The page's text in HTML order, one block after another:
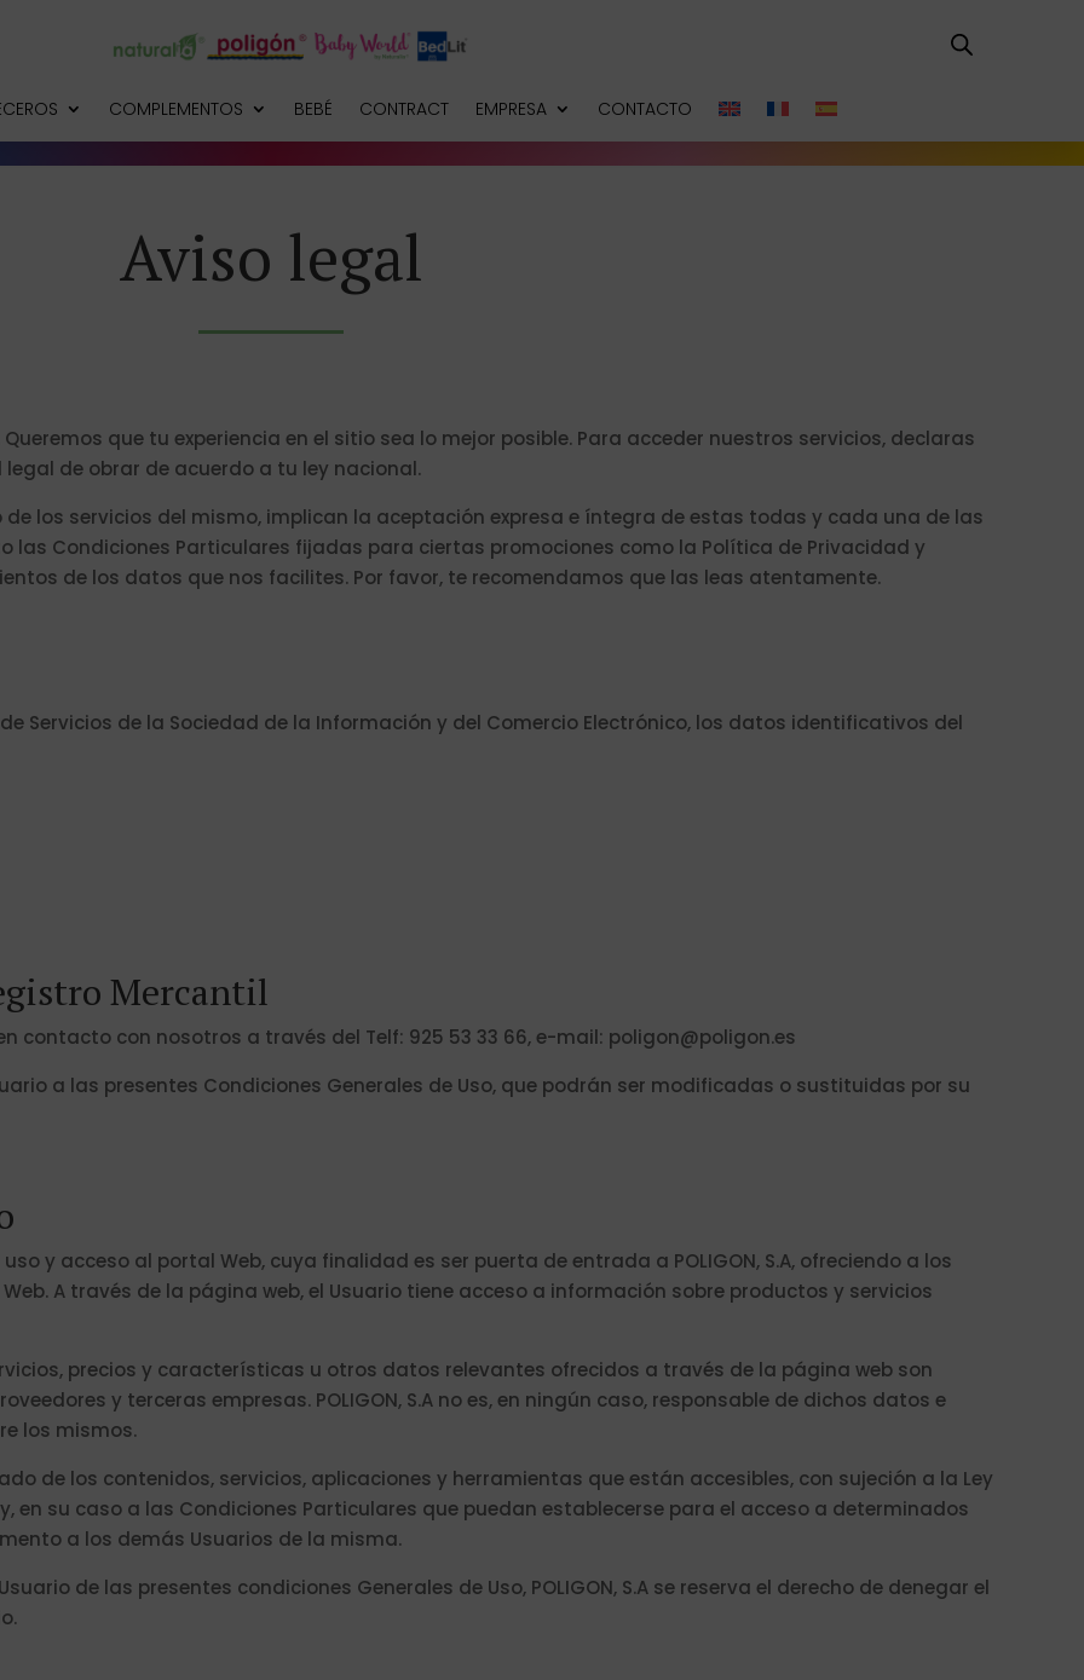
COMPLEMENTOS BEBÉ CONTRACT EMPRESA CONTACTO
Aviso legal
que tu experiencia en el sitio sea lo mejor posible. Para acceder nuestros servicios, declaras
de obrar de acuerdo a tu ley nacional.
de los servicios del mismo, implican la aceptación expresa e íntegra de estas todas y cada una de las
las Condiciones Particulares fijadas para ciertas promociones como la Política de Privacidad y
de los datos que nos facilites. Por favor, te recomendamos que las leas atentamente.
de Servicios de la Sociedad de la Información y del Comercio Electrónico, los datos identificativos del
Mercantil
contacto con nosotros a través del Telf: 925 53 33 66, e-mail: poligon@poligon.es
a las presentes Condiciones Generales de Uso, que podrán ser modificadas o sustituidas por su
y acceso al portal Web, cuya finalidad es ser puerta de entrada a POLIGON, S.A, ofreciendo a los
A través de la página web, el Usuario tiene acceso a información sobre productos y servicios
precios y características u otros datos relevantes ofrecidos a través de la página web son
y terceras empresas. POLIGON, S.A no es, en ningún caso, responsable de dichos datos e
los mismos.
de los contenidos, servicios, aplicaciones y herramientas que están accesibles, con sujeción a la Ley
en su caso a las Condiciones Particulares que puedan establecerse para el acceso a determinados
a los demás Usuarios de la misma.
de las presentes condiciones Generales de Uso, POLIGON, S.A se reserva el derecho de denegar el